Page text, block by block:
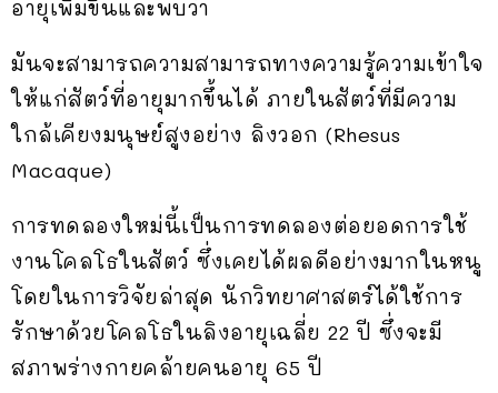
อายุเพิ่มขึ้นและพบว่า
มันจะสามารถความสามารถทางความรู้ความเข้าใจ
ให้แก่สัตว์ที่อายุมากขึ้นได้ ภายในสัตว์ที่มีความ
ใกล้เคียงมนุษย์สูงอย่าง ลิงวอก (Rhesus
Macaque)
การทดลองใหม่นี้เป็นการทดลองต่อยอดการใช้
งานโคลโธในสัตว์ ซึ่งเคยได้ผลดีอย่างมากในหนู
โดยในการวิจัยล่าสุด นักวิทยาศาสตร์ได้ใช้การ
รักษาด้วยโคลโธในลิงอายุเฉลี่ย 22 ปี ซึ่งจะมี
สภาพร่างกายคล้ายคนอายุ 65 ปี